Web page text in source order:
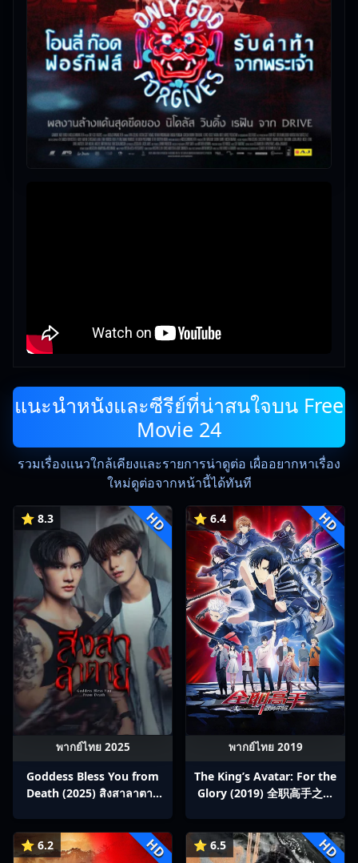
แนะนำหนังและซีรีย์ที่น่าสนใจบน Free
Movie 24
รวมเรื่องแนวใกล้เคียงและรายการน่าดูต่อ เผื่ออยากหาเรื่อง
ใหม่ดูต่อจากหน้านี้ได้ทันที
⭐ 8.3 HD
พากย์ไทย 2025
Goddess Bless You from
Death (2025) สิงสาลาตาย
⭐ 6.4 HD
พากย์ไทย 2019
The King’s Avatar: For the
Glory (2019) 全职高手之巅
⭐ 6.2 HD ⭐ 6.5 HD